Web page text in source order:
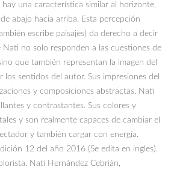
una característica similar al horizonte,
abajo hacia arriba. Esta percepción
escribe paisajes) da derecho a decir
Nati no solo responden a las cuestiones de
que también representan la imagen del
sentidos del autor. Sus impresiones del
y composiciones abstractas. Nati
y contrastantes. Sus colores y
y son realmente capaces de cambiar el
y también cargar con energía.
12 del año 2016 (Se edita en ingles).
Nati Hernández Cebrián,